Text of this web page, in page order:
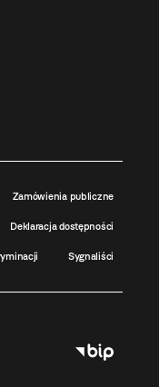
Zamówienia publiczne
Deklaracja dostępności
Sygnaliści